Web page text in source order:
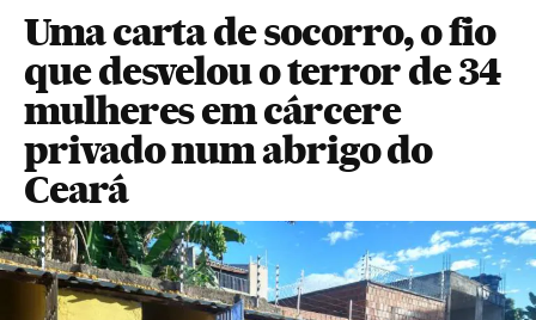
Uma carta de socorro, o fio
que desvelou o terror de 34
mulheres em cárcere
privado num abrigo do
Ceará